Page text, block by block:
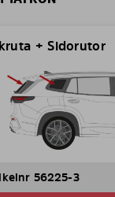
+ Sidorutor
56225-3